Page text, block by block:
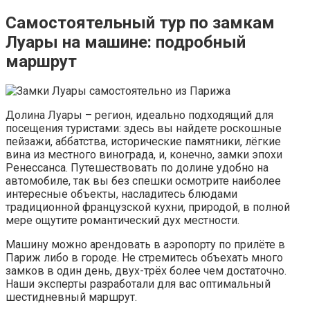
Самостоятельный тур по замкам
Луары на машине: подробный
маршрут
Долина Луары – регион, идеально подходящий для
посещения туристами: здесь вы найдете роскошные
пейзажи, аббатства, исторические памятники, лёгкие
вина из местного винограда, и, конечно, замки эпохи
Ренессанса. Путешествовать по долине удобно на
автомобиле, так вы без спешки осмотрите наиболее
интересные объекты, насладитесь блюдами
традиционной французской кухни, природой, в полной
мере ощутите романтический дух местности.
Машину можно арендовать в аэропорту по прилёте в
Париж либо в городе. Не стремитесь объехать много
замков в один день, двух-трёх более чем достаточно.
Наши эксперты разработали для вас оптимальный
шестидневный маршрут.